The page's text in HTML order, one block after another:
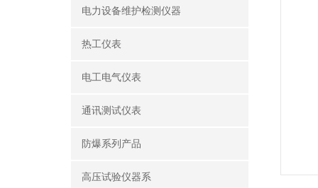
电力设备维护检测仪器
热工仪表
电工电气仪表
通讯测试仪表
防爆系列产品
高压试验仪器系